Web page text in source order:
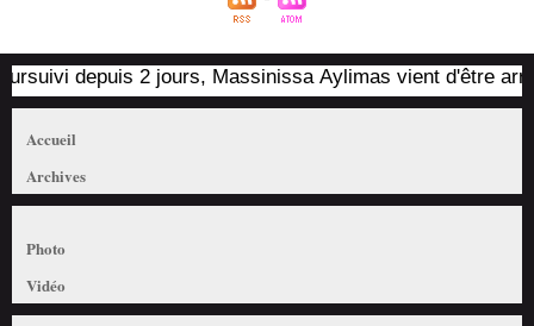
depuis 2 jours, Massinissa Aylimas vient d'être
Accueil
Archives
Photo
Vidéo